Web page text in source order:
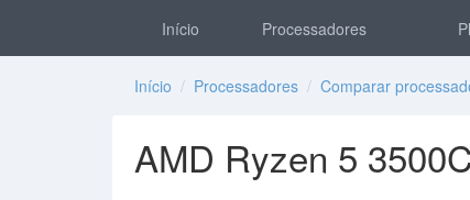
Início Processadores
Início / Processadores / Comparar
AMD Ryzen 5